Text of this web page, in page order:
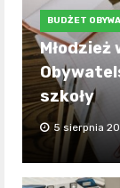
BUDŻET
szkoły
5 sierpnia